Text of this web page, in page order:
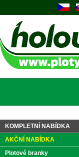
KOMPLETNÍ NABÍDKA
AKČNÍ NABÍDKA
Plotové branky